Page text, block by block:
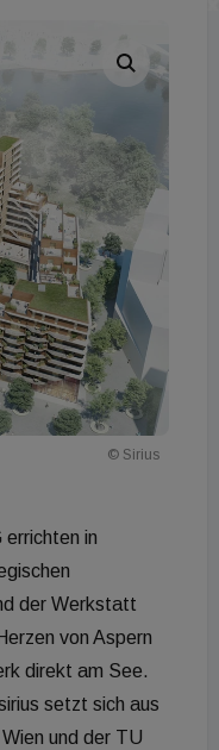
© Sirius
errichten in
der Werkstatt
von Aspern
direkt am See.
setzt sich aus
und der TU